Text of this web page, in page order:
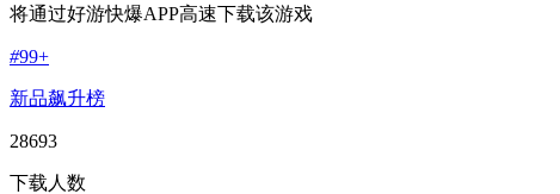
将通过好游快爆APP高速下载该游戏
#99+
新品飙升榜
28693
下载人数